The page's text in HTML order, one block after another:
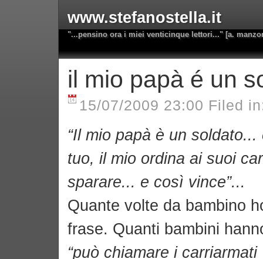
www.stefanostella.it
"...pensino ora i miei venticinque lettori..." [a.
il mio papà é un
15/07/2009 23:00 Filed
“Il mio papà è un
tuo, il mio ordina ai suoi
sparare... e così vince”...
Quante volte da bambino
frase. Quanti bambini
“può chiamare i